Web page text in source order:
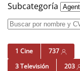
Subcategoría
1 Cine 737
3 Televisión
203